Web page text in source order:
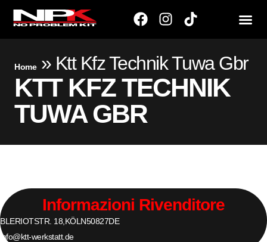
Home» Ktt Kfz Technik Tuwa Gbr
KTT KFZ TECHNIK
TUWA GBR
Informazioni Rivenditore
BLERIOTSTR. 18, KÖLN50827DE
info@ktt-werkstatt.de